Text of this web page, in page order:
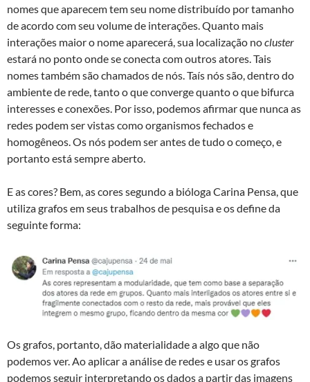
nomes que aparecem tem seu nome distribuído por tamanho
de acordo com seu volume de interações. Quanto mais
interações maior o nome aparecerá, sua localização nocluster
estará no ponto onde se conecta com outros atores. Tais
nomes também são chamados de nós. Taís nós são, dentro do
ambiente de rede, tanto o que converge quanto o que bifurca
interesses e conexões. Por isso, podemos afirmar que nunca as
redes podem ser vistas como organismos fechados e
homogêneos. Os nós podem ser antes de tudo o começo, e
portanto está sempre aberto.
E as cores? Bem, as cores segundo a bióloga Carina Pensa, que
utiliza grafos em seus trabalhos de pesquisa e os define da
seguinte forma:
Os grafos, portanto, dão materialidade a algo que não
podemos ver. Ao aplicar a análise de redes e usar os grafos
podemos seguir interpretando os dados a partir das imagens